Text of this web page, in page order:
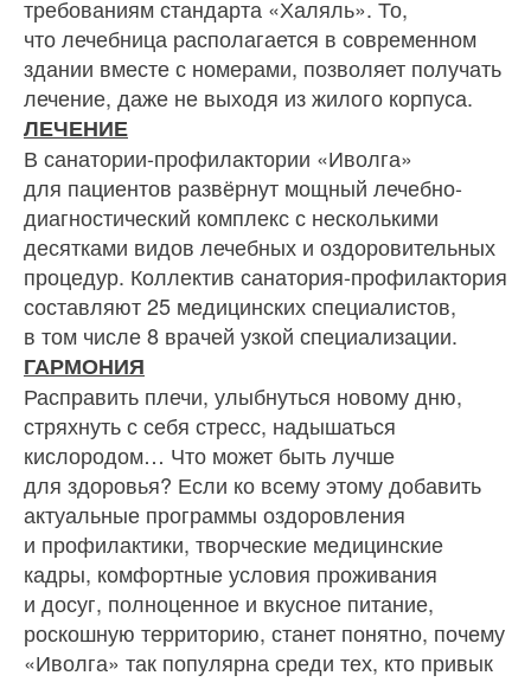
требованиям стандарта «Халяль». То,
что лечебница располагается в современном
здании вместе с номерами, позволяет получать
лечение, даже не выходя из жилого корпуса.
ЛЕЧЕНИЕ
В санатории-профилактории «Иволга»
для пациентов развёрнут мощный лечебно-
диагностический комплекс с несколькими
десятками видов лечебных и оздоровительных
процедур. Коллектив санатория-профилактория
составляют 25 медицинских специалистов,
в том числе 8 врачей узкой специализации.
ГАРМОНИЯ
Расправить плечи, улыбнуться новому дню,
стряхнуть с себя стресс, надышаться
кислородом… Что может быть лучше
для здоровья? Если ко всему этому добавить
актуальные программы оздоровления
и профилактики, творческие медицинские
кадры, комфортные условия проживания
и досуг, полноценное и вкусное питание,
роскошную территорию, станет понятно, почему
«Иволга» так популярна среди тех, кто привык